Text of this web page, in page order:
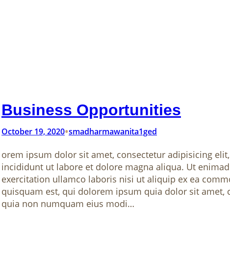
Business Opportunities
October 19, 2020•smadharmawanita1ged
orem ipsum dolor sit amet, consectetur adipisicing
incididunt ut labore et dolore magna aliqua. Ut
exercitation ullamco laboris nisi ut aliquip ex ea
quisquam est, qui dolorem ipsum quia dolor sit amet,
quia non numquam eius modi…